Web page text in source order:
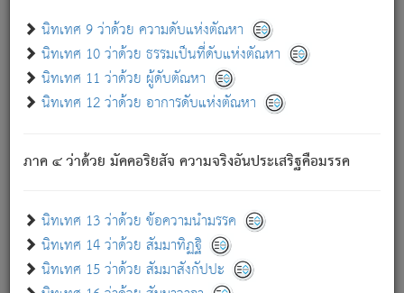
นิทเทศ 9 ว่าด้วย ความดับแห่งตัณหา
นิทเทศ 10 ว่าด้วย ธรรมเป็นที่ดับแห่งตัณหา
นิทเทศ 11 ว่าด้วย ผู้ดับตัณหา
นิทเทศ 12 ว่าด้วย อาการดับแห่งตัณหา
ภาค ๔ ว่าด้วย มัคคอริยสัจ ความจริงอันประเสริฐคือมรรค
นิทเทศ 13 ว่าด้วย ข้อความนำมรรค
นิทเทศ 14 ว่าด้วย สัมมาทิฏฐิ
นิทเทศ 15 ว่าด้วย สัมมาสังกัปปะ
- อุ.ขุ. ๒๕/๑๒๑/๘๔.
(ข้อความนี้ เป็นพระพุทธอุทานที่ทรงเปล่งออก ที่โคนต้นโพธิ์
เป็นที่ตรัสรู้ เมื่อตรัสรู้แล้วได้ 7 วัน)
เกี่ยวกับธรรมโฆษณ์ออนไลน์ (Disclaimer)
แม้ระบบ "ธรรมโฆษณ์ออนไลน์" พยายามปรับปรุงข้อมูลให้ถูกต้องมากที่สุด
ผู้ศึกษาก็พึงตรวจสอบกับตัวเล่มหนังสือต้นฉบับ ที่มีการพิมพ์ครั้งล่าสุด
ก่อนนำข้อมูลไปใช้ในการอ้างอิง"